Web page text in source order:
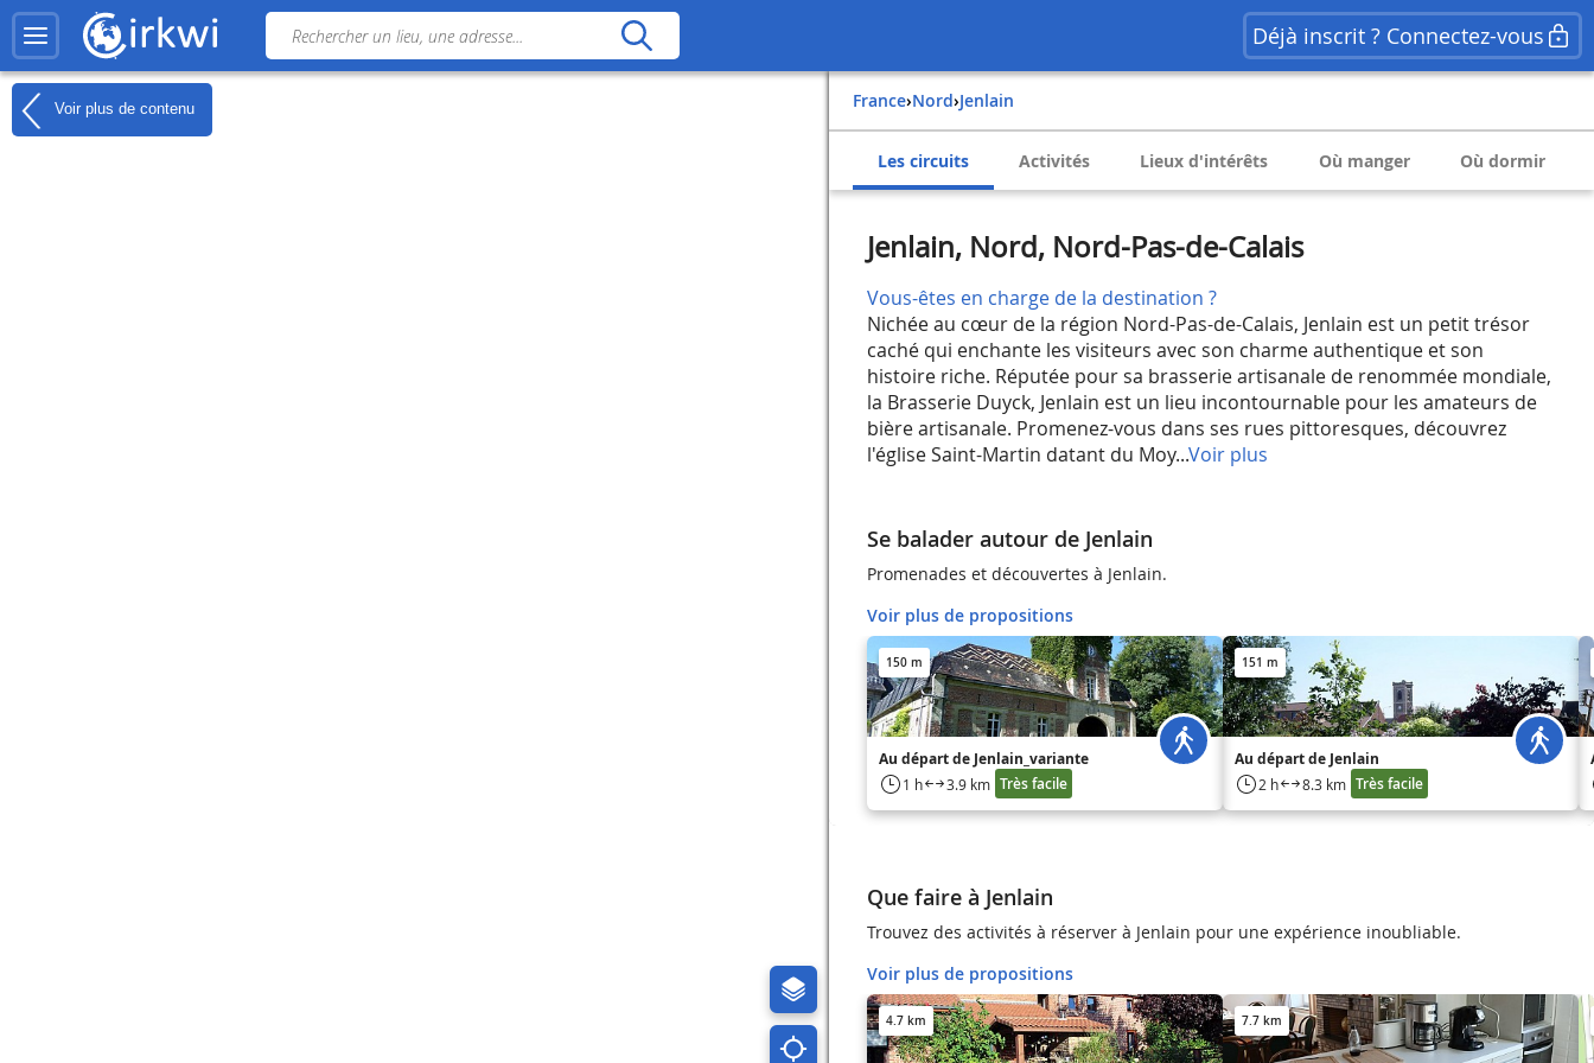
Déjà inscrit ? Connectez-vous
Voir plus de contenu France› Nord› Jenlain
Les circuits Activités Lieux d'intérêts Où manger Où dormir
Jenlain, Nord, Nord-Pas-de-Calais
Vous-êtes en charge de la destination ?
Nichée au cœur de la région Nord-Pas-de-Calais, Jenlain est un petit trésor
caché qui enchante les visiteurs avec son charme authentique et son
histoire riche. Réputée pour sa brasserie artisanale de renommée mondiale,
la Brasserie Duyck, Jenlain est un lieu incontournable pour les amateurs de
bière artisanale. Promenez-vous dans ses rues pittoresques, découvrez
l'église Saint-Martin datant du Moy...Voir plus
Se balader autour de Jenlain
Promenades et découvertes à Jenlain.
Voir plus de propositions
150 m
Au départ de Jenlain_variante
1 h 3.9 km Très facile
151 m
Au départ de Jenlain
2 h 8.3 km Très facile
Que faire à Jenlain
Trouvez des activités à réserver à Jenlain pour une expérience inoubliable.
Voir plus de propositions
4.7 km 7.7 km